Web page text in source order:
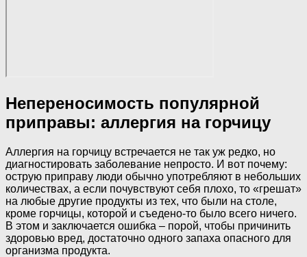
Непереносимость популярной
приправы: аллергия на горчицу
Аллергия на горчицу встречается не так уж редко, но
диагностировать заболевание непросто. И вот почему:
острую приправу люди обычно употребляют в небольших
количествах, а если почувствуют себя плохо, то «грешат»
на любые другие продукты из тех, что были на столе,
кроме горчицы, которой и съедено-то было всего ничего.
В этом и заключается ошибка – порой, чтобы причинить
здоровью вред, достаточно одного запаха опасного для
организма продукта.